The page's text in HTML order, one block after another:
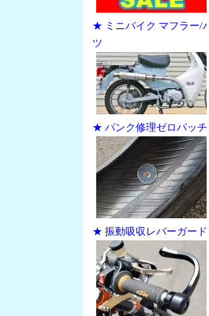
★ ミニバイク マフラー/
ツ
★ パンク修理ゼロパッチ
★ 振動吸収レバーガード